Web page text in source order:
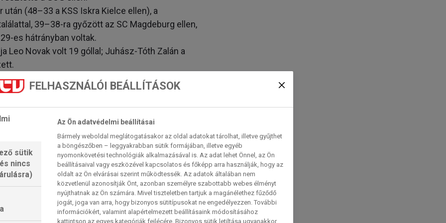
(48–33 a KSS Iskra Kielce ellen), a
39–38-ra győzött az SC Magdeburg ellen,
es hátrányban voltak.
Leo Novak volt 19 góllal; Juhász-Tóth Zalán a
témája van: a legjobb védekezés és a
amelynek ereje a pálya ugyanazon
van.
a védekező óriások csatáját hozhatja. Kicsit
a Barça ismét a legjobb védekezéssel
ellenfelek erejéhez igazítva mindössze 25.2
góllal jobb, mint a második helyezett Aalborgé
FELHASZNÁLÓI BEÁLLÍTÁSOK
sütik
nincs
Az Ön adatvédelmi beállításai
Bármely weboldal meglátogatásakor az oldal adatokat tárolhat, illetve gyűjthet
a böngészőben – leggyakrabban sütik formájában, illetve egyéb
nyomonkövetési technológiák alkalmazásával is. Az adat lehet Önnel, az Ön
beállításaival vagy eszközével kapcsolatos és főképp arra használják, hogy az
oldalt az Ön elvárásai szerint működtessék. Az adatok általában nem
közvetlenül azonosítják Önt, azonban személyre szabottabb webes élményt
nyújthatnak az Ön számára. Mivel tiszteletben tartjuk a magánélethez fűződő
jogát, joga van arra, hogy bizonyos sütitípusokat ne engedélyezzen. További
információkért, valamint alapértelmezett beállításaink módosításához
kattintson az egyes kategóriák fejlécére. Bizonyos sütik letiltása ugyanakkor